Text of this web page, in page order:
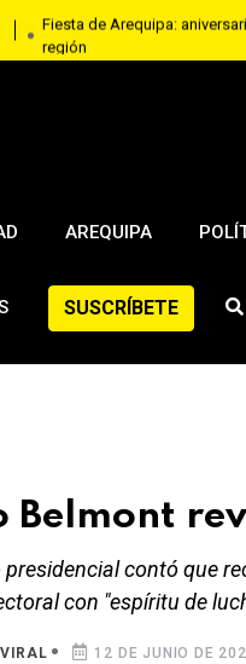
Fiesta de Arequipa:
región
AREQUIPA
SUSCRÍBETE
Belmont
contó que
con "espíritu de
12 DE JUNIO DE